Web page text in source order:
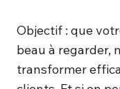
Objectif : que
beau à regarder,
transformer